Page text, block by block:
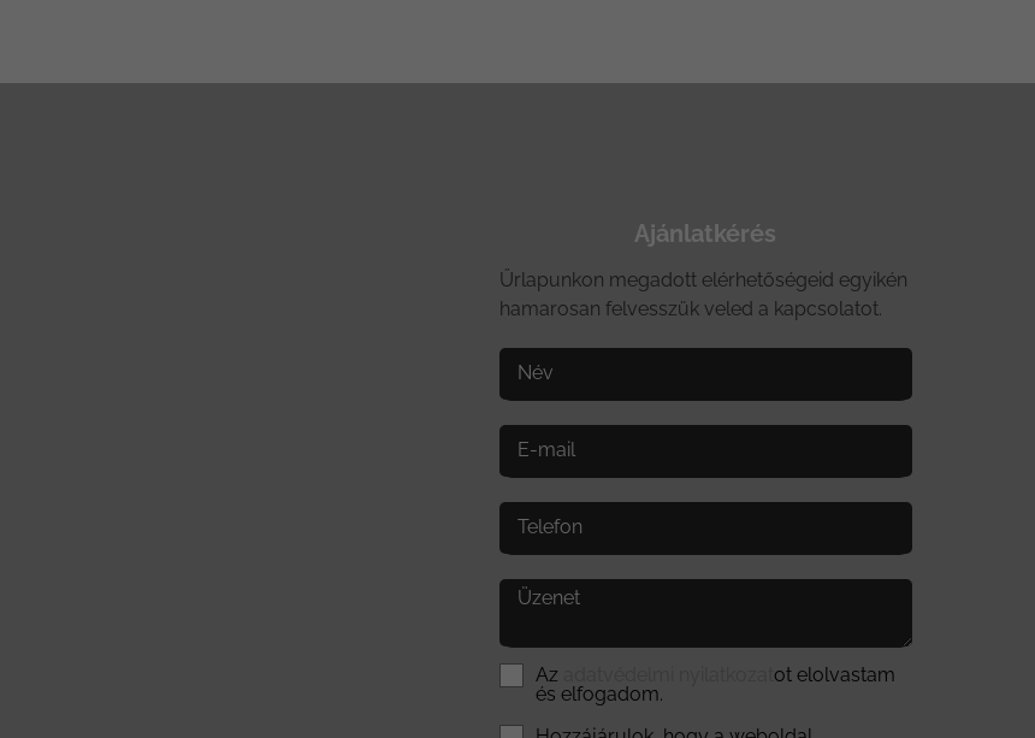
Ajánlatkérés
Űrlapunkon megadott elérhetőségeid egyikén
hamarosan felvesszük veled a kapcsolatot.
Név
E-mail
Telefon
Üzenet
Az
ot elolvastam
és elfogadom.